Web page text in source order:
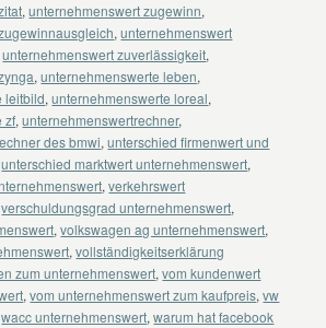
,unternehmenswert zugewinn,
,unternehmenswert
unternehmenswert zuverlässigkeit,
,unternehmenswerte leben,
leitbild,unternehmenswerte loreal,
zf,unternehmenswertrechner,
des bmwi,unterschied firmenwert und
unterschied marktwert unternehmenswert,
,verkehrswert
verschuldungsgrad unternehmenswert,
,volkswagen ag unternehmenswert,
,vollständigkeitserklärung
zum unternehmenswert,vom kundenwert
,vom unternehmenswert zum kaufpreis,vw
wacc unternehmenswert,warum hat facebook